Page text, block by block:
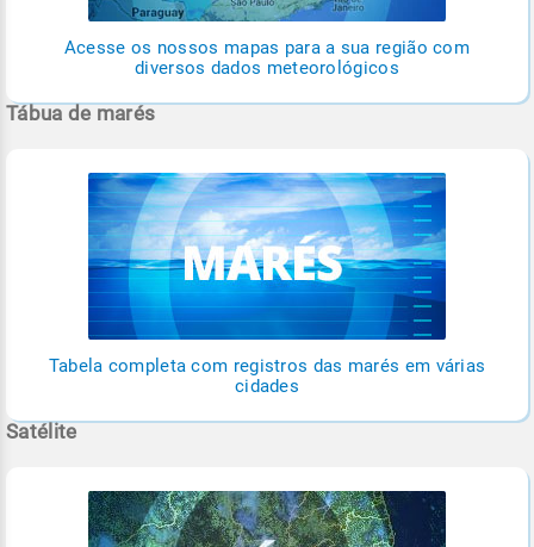
Acesse os nossos mapas para a sua região com
diversos dados meteorológicos
Tábua de marés
Tabela completa com registros das marés em várias
cidades
Satélite